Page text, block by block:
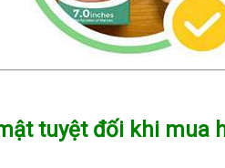
tuyệt đối khi mua